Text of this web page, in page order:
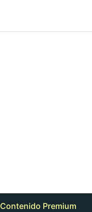
Contenido Premium